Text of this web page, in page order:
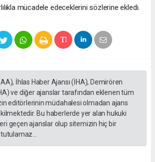
mücadele edeceklerini sözlerine ekledi.
İhlas Haber Ajansı (İHA), Demirören
ve diğer ajanslar tarafından eklenen tüm
editörlerinin müdahalesi olmadan ajans
Bu haberlerde yer alan hukuki
geçen ajanslar olup sitemizin hiç bir